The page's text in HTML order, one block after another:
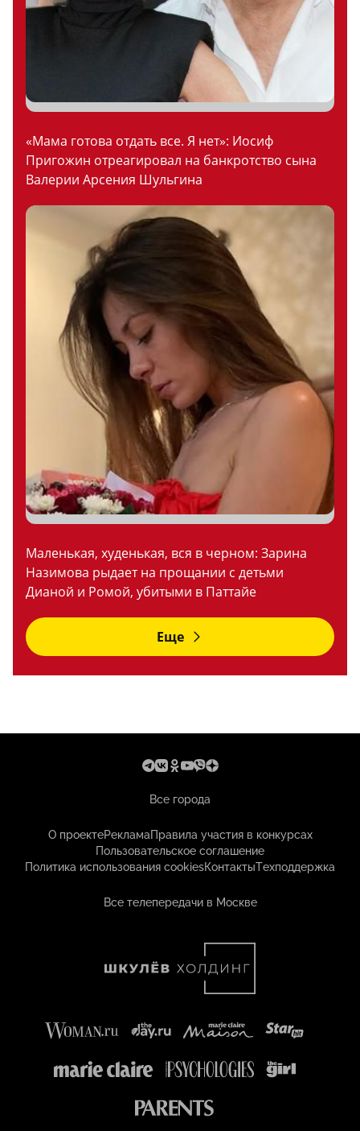
«Мама готова отдать все. Я нет»: Иосиф
Пригожин отреагировал на банкротство сына
Валерии Арсения Шульгина
Маленькая, худенькая, вся в черном: Зарина
Назимова рыдает на прощании с детьми
Дианой и Ромой, убитыми в Паттайе
Еще
Все города
О проектеРекламаПравила участия в конкурсах
Пользовательское соглашение
Политика использования cookiesКонтактыТехподдержка
Все телепередачи в Москве